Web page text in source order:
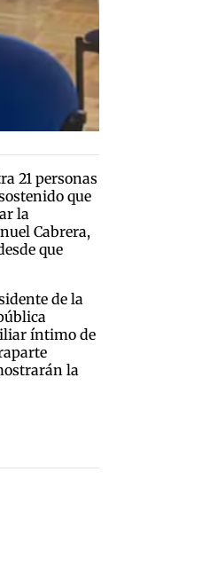
21 personas
que
la
Cabrera,
que
de la
íntimo de
la